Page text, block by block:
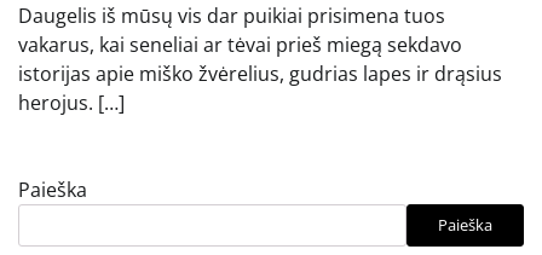
Daugelis iš mūsų vis dar puikiai prisimena tuos
vakarus, kai seneliai ar tėvai prieš miegą sekdavo
istorijas apie miško žvėrelius, gudrias lapes ir drąsius
herojus. […]
Paieška
Paieška